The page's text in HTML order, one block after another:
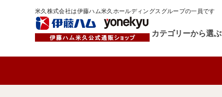
米久株式会社は伊藤ハム米久ホールディングスグループの一員です
カテゴリーから選ぶ